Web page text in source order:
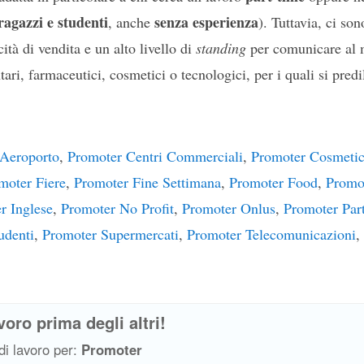
e studenti, anche senza esperienza). Tuttavia, ci
di vendita e un alto livello di standingper comunicare al
farmaceutici, cosmetici o tecnologici, per i quali si
, Promoter Centri Commerciali, Promoter
Fiere, Promoter Fine Settimana, Promoter Food,
Inglese, Promoter No Profit, Promoter Onlus, Promoter
, Promoter Supermercati, Promoter Telecomunicazioni,
prima degli altri!
lavoro per: Promoter